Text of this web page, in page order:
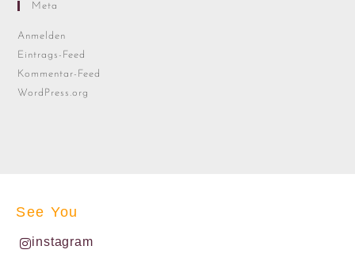
Meta
Anmelden
Eintrags-Feed
Kommentar-Feed
WordPress.org
See You
instagram